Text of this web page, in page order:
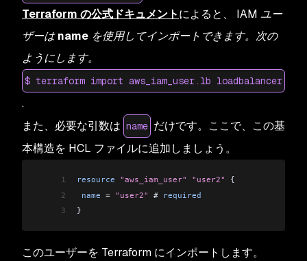
Terraform の公式ドキュメントによると、 IAM ユー
ザーはname を使用してインポートできます。次の
ようにします。
$ terraform import aws_iam_user.lb loadbalancer
.
また、必要な引数は name だけです。ここで、この基
本構造を HCL ファイルに追加しましょう。
1 resource "aws_iam_user" "user2"
{
2
name = "user2" #
required
3
}
このユーザーを Terraform にインポートします。